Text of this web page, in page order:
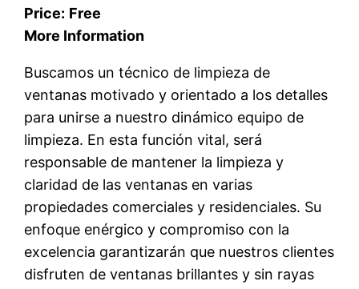
Price: Free
More Information
Buscamos un técnico de limpieza de
ventanas motivado y orientado a los detalles
para unirse a nuestro dinámico equipo de
limpieza. En esta función vital, será
responsable de mantener la limpieza y
claridad de las ventanas en varias
propiedades comerciales y residenciales. Su
enfoque enérgico y compromiso con la
excelencia garantizarán que nuestros clientes
disfruten de ventanas brillantes y sin rayas